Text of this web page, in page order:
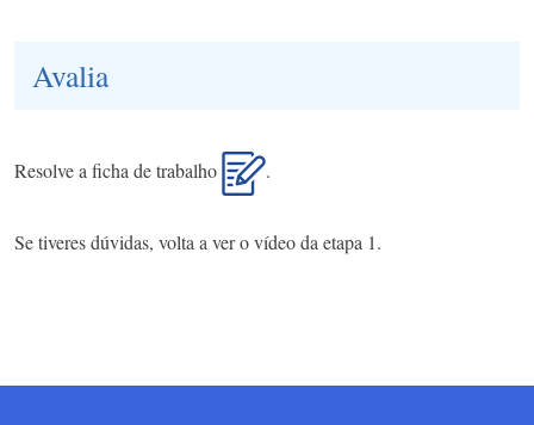
Avalia
Resolve a ficha de trabalho .
Se tiveres dúvidas, volta a ver o vídeo da etapa 1.